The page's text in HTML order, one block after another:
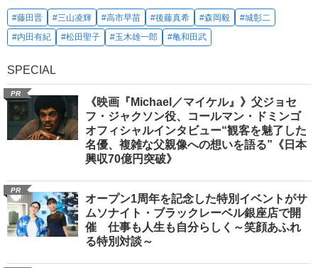
#藤田晋 #三山凌輝 #高市早苗 #後藤真希 #森岡毅
#城彰二
#内田有紀
#松田聖子 #玉木雄一郎 #亀和田武
SPECIAL
PR
《映画『Michael／マイケル』》父ジョセ
フ・ジャクソン役、コールマン・ドミンゴ
オフィシャルインタビュー“観客を魅了した
名優、複雑な父親像への想いを語る”《日本
興収70億円突破》
PR
オープン1周年を記念した特別イベントがサ
ムソナイト・ブラックレーベル銀座店で開
催 仕事も人生も自分らしく～笑顔あふれ
る特別対談～